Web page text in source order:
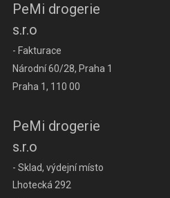
PeMi drogerie
s.r.o
- Fakturace
Národní 60/28, Praha 1
Praha 1, 110 00
PeMi drogerie
s.r.o
- Sklad, výdejní místo
Lhotecká 292